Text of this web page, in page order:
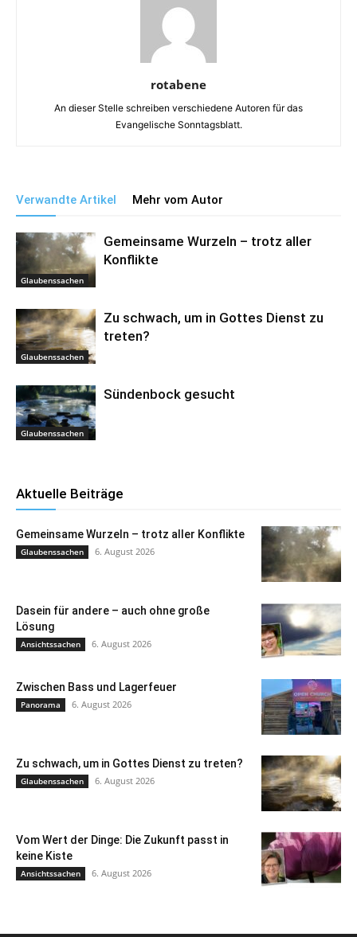
rotabene
An dieser Stelle schreiben verschiedene Autoren für das
Evangelische Sonntagsblatt.
Verwandte Artikel Mehr vom Autor
Glaubenssachen
Gemeinsame Wurzeln – trotz aller
Konflikte
Glaubenssachen
Zu schwach, um in Gottes Dienst zu
treten?
Glaubenssachen
Sündenbock gesucht
Aktuelle Beiträge
Gemeinsame Wurzeln – trotz aller Konflikte
Glaubenssachen 6. August 2026
Dasein für andere – auch ohne große
Lösung
Ansichtssachen 6. August 2026
Zwischen Bass und Lagerfeuer
Panorama 6. August 2026
Zu schwach, um in Gottes Dienst zu treten?
Glaubenssachen 6. August 2026
Vom Wert der Dinge: Die Zukunft passt in
keine Kiste
Ansichtssachen 6. August 2026